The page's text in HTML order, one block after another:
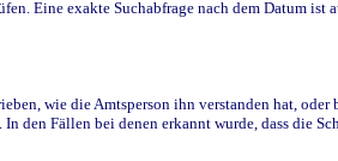
Eine exakte Suchabfrage nach dem Datum
wie die Amtsperson ihn verstanden hat, oder
den Fällen bei denen erkannt wurde, dass die